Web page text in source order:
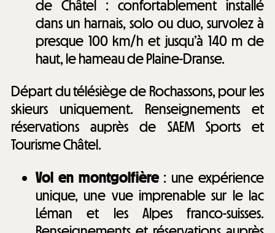
de Châtel : confortablement installé
dans un harnais, solo ou duo, survolez à
presque 100 km/h et jusqu’à 140 m de
haut, le hameau de Plaine-Dranse.
Départ du télésiège de Rochassons, pour les
skieurs uniquement. Renseignements et
réservations auprès de SAEM Sports et
Tourisme Châtel.
Vol en montgolfière: une expérience
unique, une vue imprenable sur le lac
Léman et les Alpes franco-suisses.